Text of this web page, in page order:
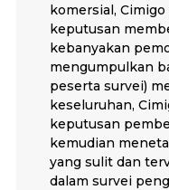
komersial,
keputusan
kebanyakan
mengumpulkan
peserta survei)
keseluruhan,
keputusan
kemudian
yang sulit dan
dalam survei